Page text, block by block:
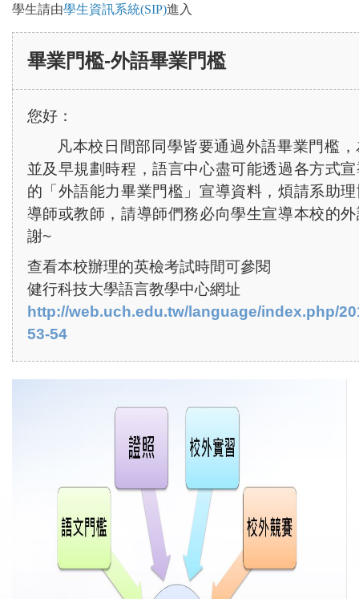
學生請由學生資訊系統(SIP)進入
畢業門檻-外語畢業門檻
您好：
凡本校日間部同學皆要通過外語畢業門檻
並及早規劃時程，語言中心盡可能透過各方式
的「外語能力畢業門檻」宣導資料，煩請系助
導師或教師，請導師們務必向學生宣導本校的
謝~
查看本校辦理的英檢考試時間可參閱
健行科技大學語言教學中心網址
http://web.uch.edu.tw/language/index.php/
53-54